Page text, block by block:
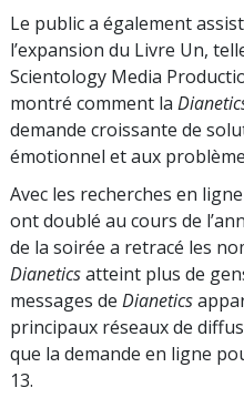
Le public a également
l’expansion du Livre Un,
Scientology Media
montré comment la
demande croissante de
émotionnel et aux
Avec les recherches en
ont doublé au cours de
de la soirée a retracé les
Dianeticsatteint plus de
messages de Dianetics
principaux réseaux de
que la demande en ligne
13.